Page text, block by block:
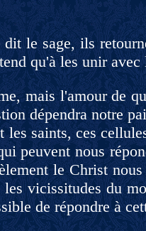
le sage, ils
qu'à les unir
mais l'amour de
dépendra notre
les saints, ces
peuvent nous
le Christ nous
vicissitudes du
de répondre à